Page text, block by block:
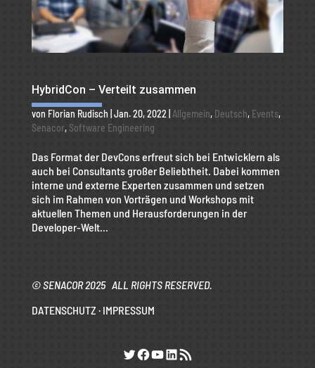
HybridCon – Verteilt zusammen
von Florian Rudisch Jan. 20, 2022 Allgemein, Deutsch, Events,
Senacor, Software Engineering
Das Format der DevCons erfreut sich bei Entwicklern als
auch bei Consultants großer Beliebtheit. Dabei kommen
interne und externe Experten zusammen und setzen
sich im Rahmen von Vorträgen und Workshops mit
aktuellen Themen und Herausforderungen in der
Developer-Welt...
© SENACOR 2025 ALL RIGHTS RESERVED.
DATENSCHUTZ · IMPRESSUM
Twitter
Facebook
YouTube
LinkedIn
RSS-Feed